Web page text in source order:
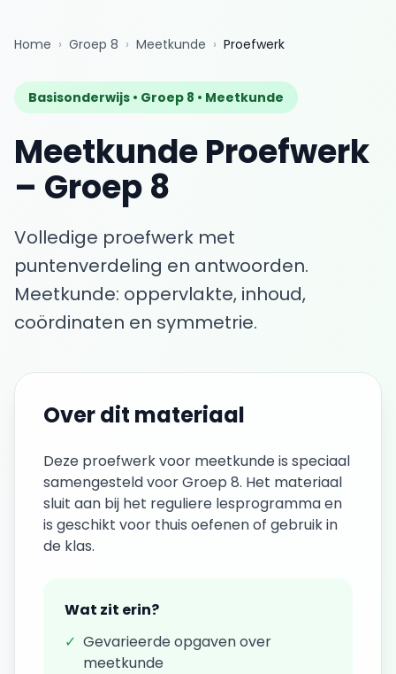
Home › Groep 8 › Meetkunde › Proefwerk
Basisonderwijs • Groep 8 • Meetkunde
MeetkundeProefwerk
– Groep 8
Volledige proefwerk met
puntenverdeling en antwoorden.
Meetkunde: oppervlakte, inhoud,
coördinaten en symmetrie.
Over dit materiaal
Deze proefwerkvoor meetkundeis speciaal
samengesteld voorGroep 8. Het materiaal
sluit aan bij het reguliere lesprogramma en
is geschikt voor thuis oefenen of gebruik in
de klas.
Wat zit erin?
✓ Gevarieerde opgaven over
meetkunde